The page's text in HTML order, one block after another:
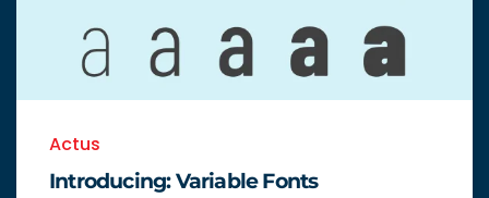
Actus
Introducing: Variable Fonts